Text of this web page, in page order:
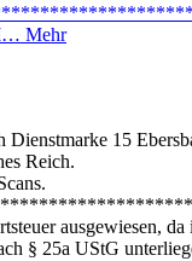
Mehr
Dienstmarke 15
Reich.
ausgewiesen, da
§ 25a UStG